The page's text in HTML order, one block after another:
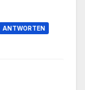
ANTWORTEN